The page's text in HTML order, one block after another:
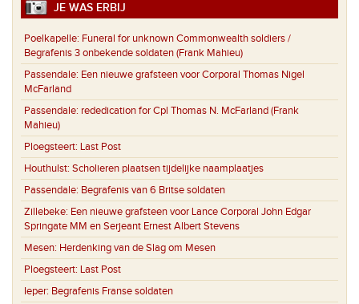
JE WAS ERBIJ
Poelkapelle: Funeral for unknown Commonwealth soldiers /
Begrafenis 3 onbekende soldaten (Frank Mahieu)
Passendale: Een nieuwe grafsteen voor Corporal Thomas Nigel
McFarland
Passendale: rededication for Cpl Thomas N. McFarland (Frank
Mahieu)
Ploegsteert: Last Post
Houthulst: Scholieren plaatsen tijdelijke naamplaatjes
Passendale: Begrafenis van 6 Britse soldaten
Zillebeke: Een nieuwe grafsteen voor Lance Corporal John Edgar
Springate MM en Serjeant Ernest Albert Stevens
Mesen: Herdenking van de Slag om Mesen
Ploegsteert: Last Post
Ieper: Begrafenis Franse soldaten